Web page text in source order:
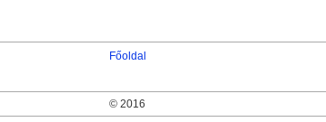
Főoldal
© 2016